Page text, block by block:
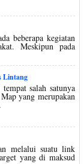
beberapa kegiatan
Meskipun pada
Lintang
salah satunya
yang merupakan
melalui suatu link
yang di maksud